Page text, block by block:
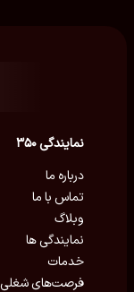
نمایندگی ۳۵۰
درباره ما
تماس با ما
وبلاگ
نمایندگی ها
خدمات
فرصت‌های شغلی